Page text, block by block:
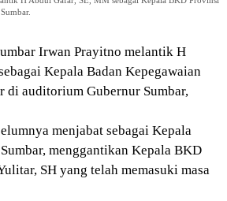
Irwan Prayitno melantik H
Kepala Badan Kepegawaian
di auditorium Gubernur Sumbar,
menjabat sebagai Kepala
menggantikan Kepala BKD
SH yang telah memasuki masa